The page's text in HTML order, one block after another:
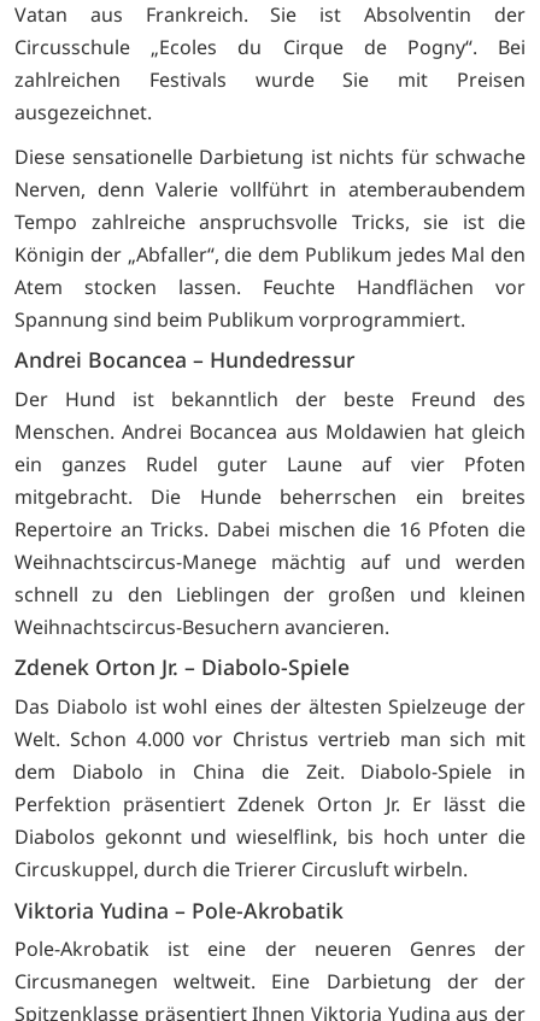
Vatan aus Frankreich. Sie ist Absolventin der
Circusschule „Ecoles du Cirque de Pogny“. Bei
zahlreichen Festivals wurde Sie mit Preisen
ausgezeichnet.
Diese sensationelle Darbietung ist nichts für schwache
Nerven, denn Valerie vollführt in atemberaubendem
Tempo zahlreiche anspruchsvolle Tricks, sie ist die
Königin der „Abfaller“, die dem Publikum jedes Mal den
Atem stocken lassen. Feuchte Handflächen vor
Spannung sind beim Publikum vorprogrammiert.
Andrei Bocancea – Hundedressur
Der Hund ist bekanntlich der beste Freund des
Menschen. Andrei Bocancea aus Moldawien hat gleich
ein ganzes Rudel guter Laune auf vier Pfoten
mitgebracht. Die Hunde beherrschen ein breites
Repertoire an Tricks. Dabei mischen die 16 Pfoten die
Weihnachtscircus-Manege mächtig auf und werden
schnell zu den Lieblingen der großen und kleinen
Weihnachtscircus-Besuchern avancieren.
Zdenek Orton Jr. – Diabolo-Spiele
Das Diabolo ist wohl eines der ältesten Spielzeuge der
Welt. Schon 4.000 vor Christus vertrieb man sich mit
dem Diabolo in China die Zeit. Diabolo-Spiele in
Perfektion präsentiert Zdenek Orton Jr. Er lässt die
Diabolos gekonnt und wieselflink, bis hoch unter die
Circuskuppel, durch die Trierer Circusluft wirbeln.
Viktoria Yudina – Pole-Akrobatik
Pole-Akrobatik ist eine der neueren Genres der
Circusmanegen weltweit. Eine Darbietung der der
Spitzenklasse präsentiert Ihnen Viktoria Yudina aus der